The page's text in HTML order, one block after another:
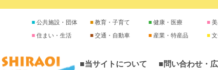
公共施設・団体 教育・子育て 健康・医療
住まい・生活
交通・自動車 産業・特産品
■当サイトについて ■問い合わせ・